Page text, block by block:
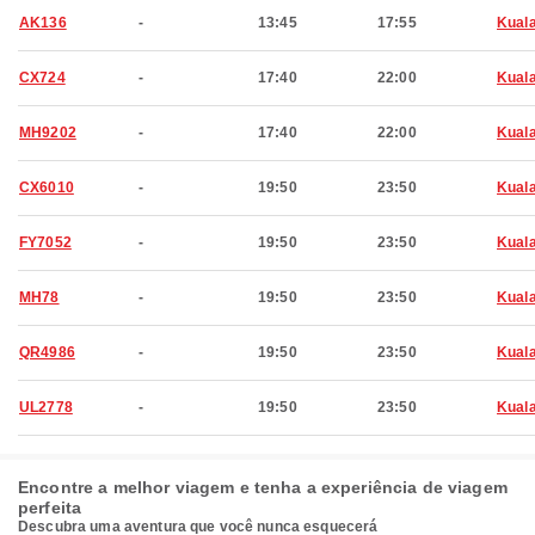
AK136 - 13:45 17:55
CX724 - 17:40 22:00
MH9202 - 17:40 22:00
CX6010 - 19:50 23:50
FY7052 - 19:50 23:50
MH78 - 19:50 23:50
QR4986 - 19:50 23:50
UL2778 - 19:50 23:50
Encontre a melhor viagem e tenha a experiência de viagem
perfeita
Descubra uma aventura que você nunca esquecerá